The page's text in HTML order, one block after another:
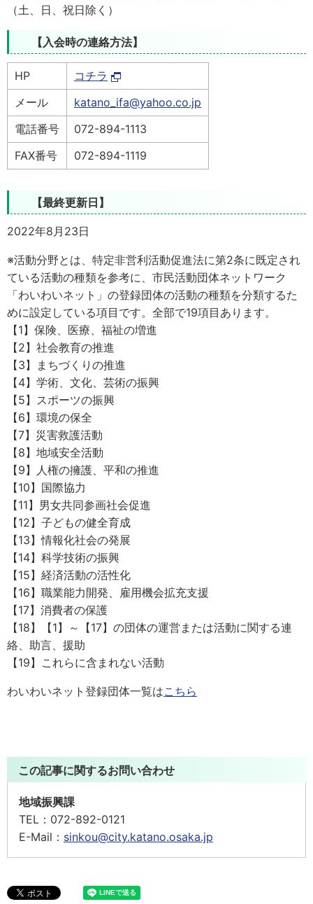
（土、日、祝日除く）
【入会時の連絡方法】
HP
コチラ
メール
katano_ifa@yahoo.co.jp
電話番号
072-894-1113
FAX番号
072-894-1119
【最終更新日】
2022年8月23日
※活動分野とは、特定非営利活動促進法に第2条に既定され
ている活動の種類を参考に、市民活動団体ネットワーク
「わいわいネット」の登録団体の活動の種類を分類するた
めに設定している項目です。全部で19項目あります。
【1】保険、医療、福祉の増進
【2】社会教育の推進
【3】まちづくりの推進
【4】学術、文化、芸術の振興
【5】スポーツの振興
【6】環境の保全
【7】災害救護活動
【8】地域安全活動
【9】人権の擁護、平和の推進
【10】国際協力
【11】男女共同参画社会促進
【12】子どもの健全育成
【13】情報化社会の発展
【14】科学技術の振興
【15】経済活動の活性化
【16】職業能力開発、雇用機会拡充支援
【17】消費者の保護
【18】【1】～【17】の団体の運営または活動に関する連
絡、助言、援助
【19】これらに含まれない活動
わいわいネット登録団体一覧はこちら
この記事に関するお問い合わせ
地域振興課
TEL： 072-892-0121
E-Mail： sinkou@city.katano.osaka.jp